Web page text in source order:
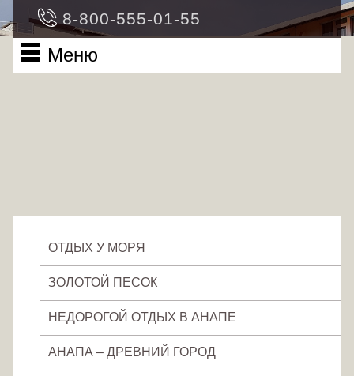
Image 03
8-800-555-01-55
Меню
ОТДЫХ У МОРЯ
ЗОЛОТОЙ ПЕСОК
НЕДОРОГОЙ ОТДЫХ В АНАПЕ
АНАПА – ДРЕВНИЙ ГОРОД